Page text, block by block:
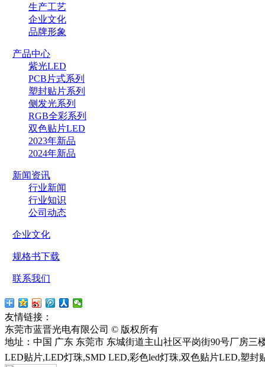
生产工艺
企业文化
品牌形象
产品中心
紫光LED
PCB片式系列
塑封贴片系列
侧发光系列
RGB全彩系列
双色贴片LED
2023年新品
2024年新品
新闻资讯
行业新闻
行业知识
公司动态
企业文化
规格书下载
联系我们
友情链接：
东莞市蓝晋光电有限公司 © 版权所有
地址：中国 广东 东莞市 东城街道主山社区平岗街90号厂房
LED贴片,LED灯珠,SMD LED,彩色led灯珠,双色贴片LED,塑